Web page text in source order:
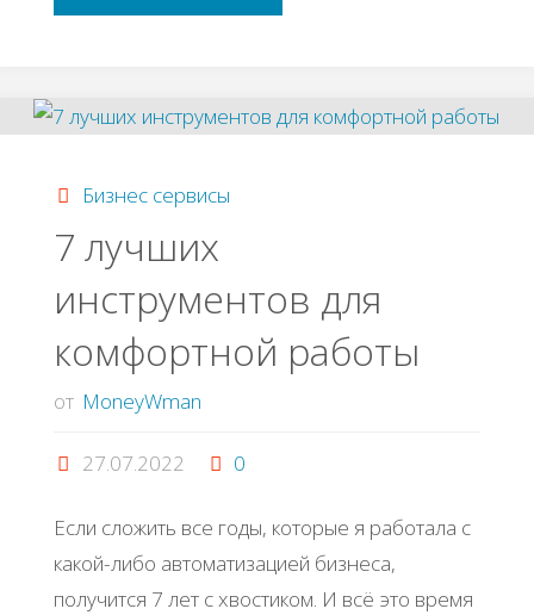
поиска
в
Бизнес сервисы
7 лучших
инструментов для
комфортной работы
от MoneyWman
27.07.2022 0
Если сложить все годы, которые я работала с
какой-либо автоматизацией бизнеса,
получится 7 лет с хвостиком. И всё это время